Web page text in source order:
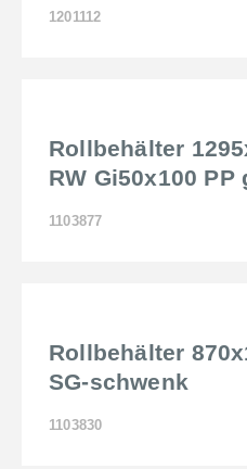
1201112
Rollbehälter
RW Gi50x100 PP
1103877
Rollbehälter
SG-schwenk
1103830